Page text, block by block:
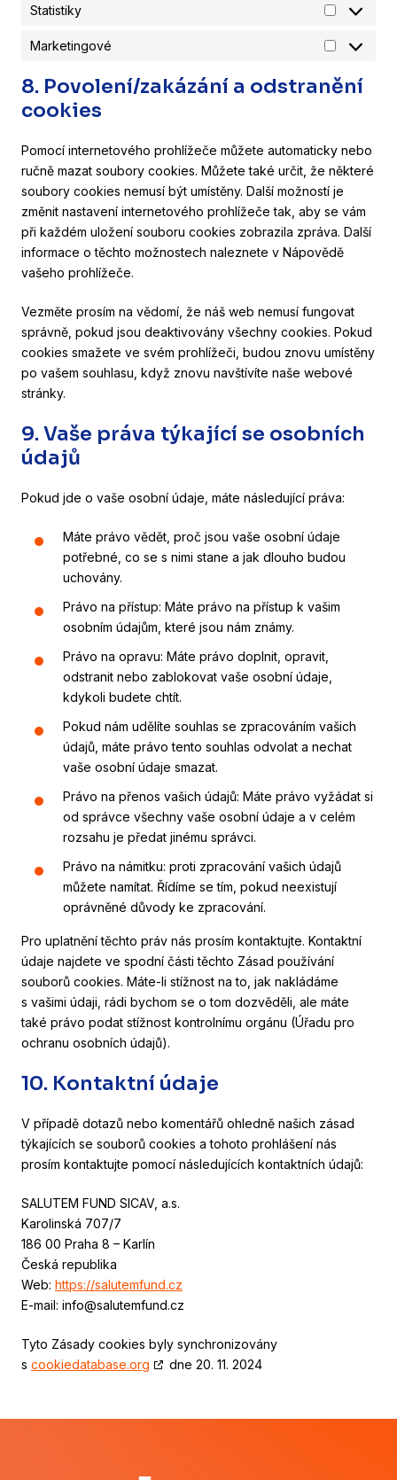
Statistiky
Statistiky
Marketingové
8. Povolení/zakázání a odstranění
cookies
Pomocí internetového prohlížeče můžete automaticky nebo
ručně mazat soubory cookies. Můžete také určit, že některé
soubory cookies nemusí být umístěny. Další možností je
změnit nastavení internetového prohlížeče tak, aby se vám
při každém uložení souboru cookies zobrazila zpráva. Další
informace o těchto možnostech naleznete v Nápovědě
vašeho prohlížeče.
Vezměte prosím na vědomí, že náš web nemusí fungovat
správně, pokud jsou deaktivovány všechny cookies. Pokud
cookies smažete ve svém prohlížeči, budou znovu umístěny
po vašem souhlasu, když znovu navštívíte naše webové
stránky.
9. Vaše práva týkající se osobních
údajů
Pokud jde o vaše osobní údaje, máte následující práva:
Máte právo vědět, proč jsou vaše osobní údaje
potřebné, co se s nimi stane a jak dlouho budou
uchovány.
Právo na přístup: Máte právo na přístup k vašim
osobním údajům, které jsou nám známy.
Právo na opravu: Máte právo doplnit, opravit,
odstranit nebo zablokovat vaše osobní údaje,
kdykoli budete chtít.
Pokud nám udělíte souhlas se zpracováním vašich
údajů, máte právo tento souhlas odvolat a nechat
vaše osobní údaje smazat.
Právo na přenos vašich údajů: Máte právo vyžádat si
od správce všechny vaše osobní údaje a v celém
rozsahu je předat jinému správci.
Právo na námitku: proti zpracování vašich údajů
můžete namítat. Řídíme se tím, pokud neexistují
oprávněné důvody ke zpracování.
Pro uplatnění těchto práv nás prosím kontaktujte. Kontaktní
údaje najdete ve spodní části těchto Zásad používání
souborů cookies. Máte-li stížnost na to, jak nakládáme
s vašimi údaji, rádi bychom se o tom dozvěděli, ale máte
také právo podat stížnost kontrolnímu orgánu (Úřadu pro
ochranu osobních údajů).
10. Kontaktní údaje
V případě dotazů nebo komentářů ohledně našich zásad
týkajících se souborů cookies a tohoto prohlášení nás
prosím kontaktujte pomocí následujících kontaktních údajů:
SALUTEM FUND SICAV, a.s.
Karolinská 707/7
186 00 Praha 8 – Karlín
Česká republika
Web: https://salutemfund.cz
E-mail: info@salutemfund.cz
Tyto Zásady cookies byly synchronizovány
s cookiedatabase.org dne 20. 11. 2024